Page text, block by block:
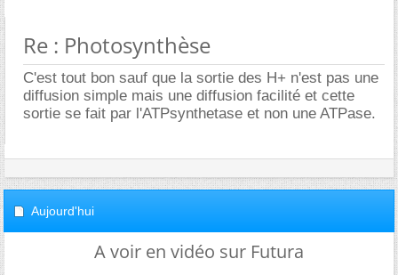
Re : Photosynthèse
C'est tout bon sauf que la sortie des H+ n'est pas une
diffusion simple mais une diffusion facilité et cette
sortie se fait par l'ATPsynthetase et non une ATPase.
Aujourd'hui
A voir en vidéo sur Futura